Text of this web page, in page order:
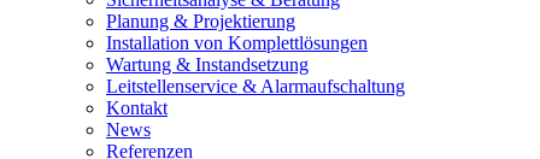
Planung & Projektierung​
Installation von Komplettlösungen
Wartung & Instandsetzung
Leitstellenservice & Alarmaufschaltung
Kontakt
News
Referenzen